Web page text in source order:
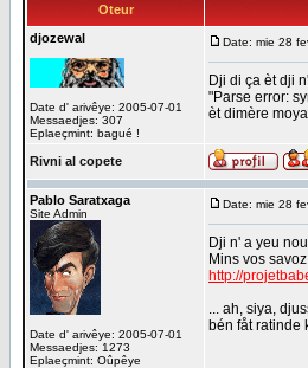
Oteur
djozewal
Date d' arivêye: 2005-07-01
Messaedjes: 307
Eplaeçmint: bagué !
Date: mie 28
Dji di ça èt dji
"Parse error:
èt dimère
Rivni al copete
Pablo Saratxaga
Site Admin
Date d' arivêye: 2005-07-01
Messaedjes: 1273
Eplaeçmint: Oûpêye
Date: mie 28
Dji n' a yeu
Mins vos
http://
... ah, siya,
bén fåt ratinde